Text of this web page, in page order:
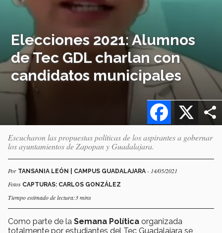
Elecciones 2021: Alumnos
de Tec GDL charlan con
candidatos municipales
X
Facebook
Escucharon las propuestas políticas de los aspirantes a gobernar
los ayuntamientos de Zapopan y Guadalajara.
Por TANSANIA LEÓN | CAMPUS GUADALAJARA - 14/05/2021
Fotos CAPTURAS: CARLOS GONZÁLEZ
Tiempo estimado de lectura:3 mins
Como parte de la Semana Política organizada
totalmente por estudiantes del Tec Guadalajara se